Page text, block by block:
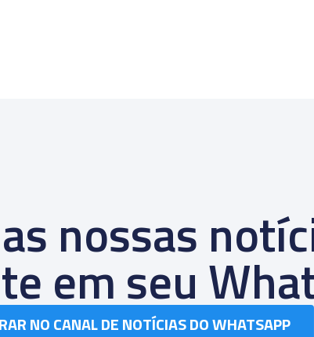
nossas
em seu
NO CANAL DE NOTÍCIAS DO WHATSAPP